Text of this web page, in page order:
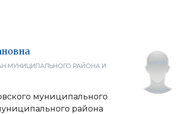
МУНИЦИПАЛЬНОГО РАЙОНА И
муниципального
района